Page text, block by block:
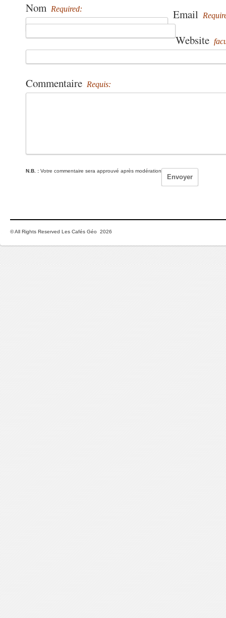
Nom Required: Email
Website
Commentaire Requis:
N.B. : Votre commentaire sera approuvé après modération
© All Rights Reserved Les Cafés Géo 2026